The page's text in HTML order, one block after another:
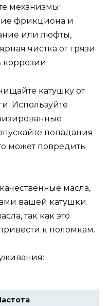
механизмы:
фрикциона и
или люфты,
чистка от грязи
коррозии.
катушку от
Используйте
попадания
может повредить
масла,
вашей катушки.
так как это
к поломкам.